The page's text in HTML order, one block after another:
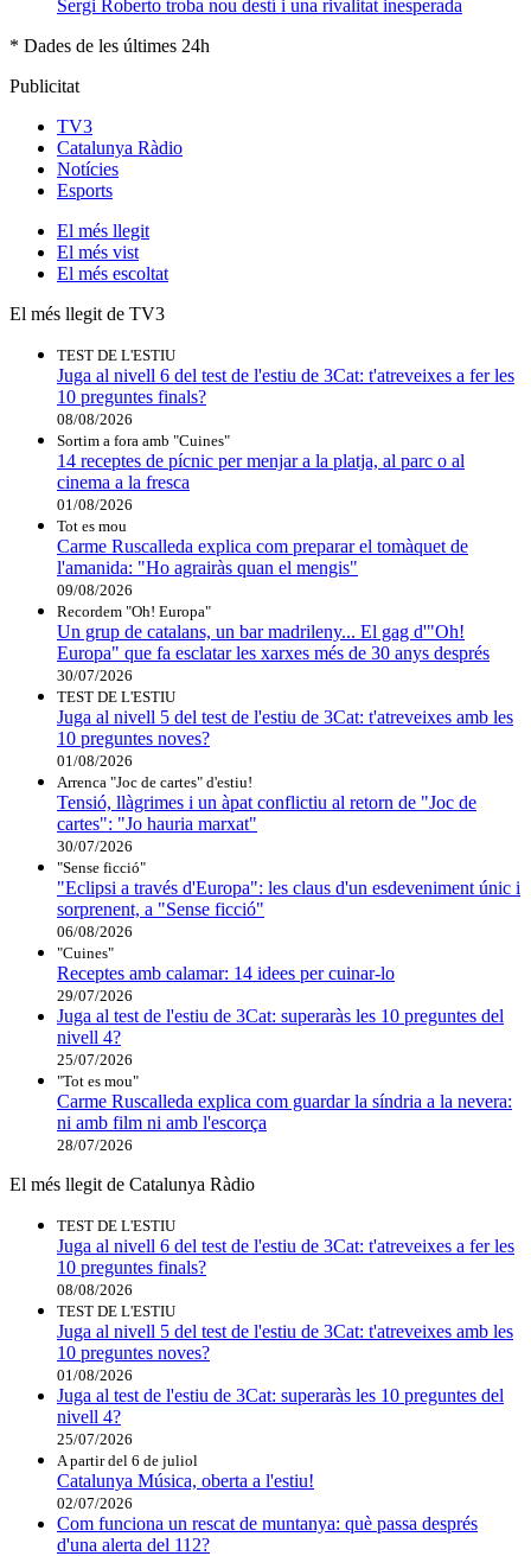
Sergi Roberto troba nou destí i una rivalitat inesperada
* Dades de les últimes 24h
Publicitat
TV3
Catalunya Ràdio
Notícies
Esports
El més llegit
El més vist
El més escoltat
El més llegit de TV3
TEST DE L'ESTIU
Juga al nivell 6 del test de l'estiu de 3Cat: t'atreveixes a fer les
10 preguntes finals?
08/08/2026
Sortim a fora amb "Cuines"
14 receptes de pícnic per menjar a la platja, al parc o al
cinema a la fresca
01/08/2026
Tot es mou
Carme Ruscalleda explica com preparar el tomàquet de
l'amanida: "Ho agrairàs quan el mengis"
09/08/2026
Recordem "Oh! Europa"
Un grup de catalans, un bar madrileny... El gag d'"Oh!
Europa" que fa esclatar les xarxes més de 30 anys després
30/07/2026
TEST DE L'ESTIU
Juga al nivell 5 del test de l'estiu de 3Cat: t'atreveixes amb les
10 preguntes noves?
01/08/2026
Arrenca "Joc de cartes" d'estiu!
Tensió, llàgrimes i un àpat conflictiu al retorn de "Joc de
cartes": "Jo hauria marxat"
30/07/2026
"Sense ficció"
"Eclipsi a través d'Europa": les claus d'un esdeveniment únic i
sorprenent, a "Sense ficció"
06/08/2026
"Cuines"
Receptes amb calamar: 14 idees per cuinar-lo
29/07/2026
Juga al test de l'estiu de 3Cat: superaràs les 10 preguntes del
nivell 4?
25/07/2026
"Tot es mou"
Carme Ruscalleda explica com guardar la síndria a la nevera:
ni amb film ni amb l'escorça
28/07/2026
El més llegit de Catalunya Ràdio
TEST DE L'ESTIU
Juga al nivell 6 del test de l'estiu de 3Cat: t'atreveixes a fer les
10 preguntes finals?
08/08/2026
TEST DE L'ESTIU
Juga al nivell 5 del test de l'estiu de 3Cat: t'atreveixes amb les
10 preguntes noves?
01/08/2026
Juga al test de l'estiu de 3Cat: superaràs les 10 preguntes del
nivell 4?
25/07/2026
A partir del 6 de juliol
Catalunya Música, oberta a l'estiu!
02/07/2026
Com funciona un rescat de muntanya: què passa després
d'una alerta del 112?